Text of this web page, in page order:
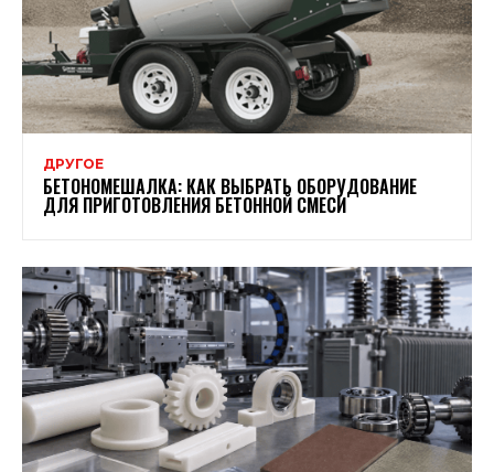
ДРУГОЕ
БЕТОНОМЕШАЛКА: КАК ВЫБРАТЬ ОБОРУДОВАНИЕ
ДЛЯ ПРИГОТОВЛЕНИЯ БЕТОННОЙ СМЕСИ